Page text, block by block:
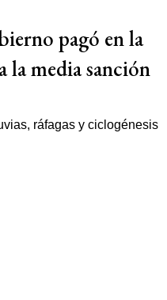
pagó en la
la media sanción